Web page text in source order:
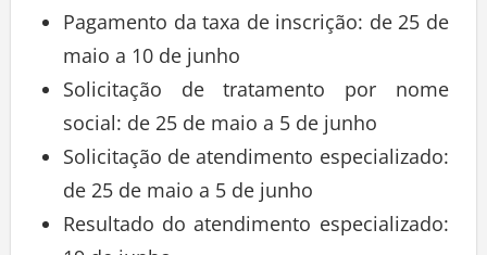
Pagamento da taxa de inscrição: de 25 de
maio a 10 de junho
Solicitação de tratamento por nome
social: de 25 de maio a 5 de junho
Solicitação de atendimento especializado:
de 25 de maio a 5 de junho
Resultado do atendimento especializado: